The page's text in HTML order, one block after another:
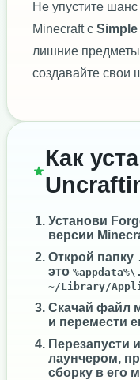
Не упустите
Minecraft с
лишние
создавайте свои
Как
Установи
версии
Открой папку
это
~/Library/
Скачай файл
и перемести
Перезапусти
лаунчером,
сборку в его